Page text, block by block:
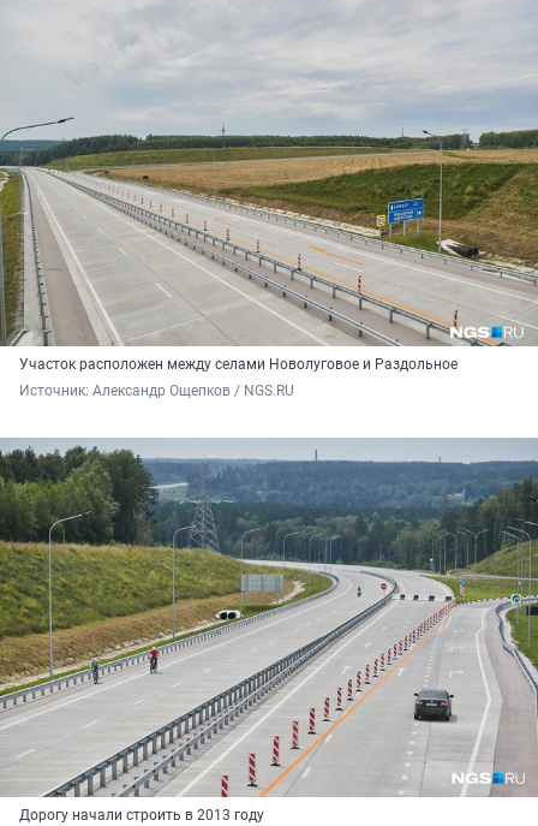
Участок расположен между селами Новолуговое и Раздольное
Источник: Александр Ощепков / NGS.RU
Дорогу начали строить в 2013 году